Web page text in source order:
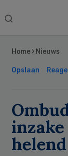
Search
Home › Nieuws
Opslaan
helend
Sidebar